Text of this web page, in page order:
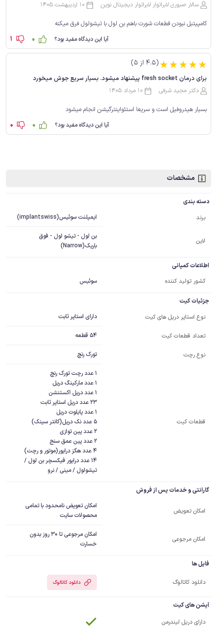
سالار صبوری لابراتوار لابراتوار دیجیتال نوین
10 اردیبهشت 1405
کامپیتبل نبودن قطعات شورت باهم بن لول با تیشو‌لول فرق میکنه
آیا این دیدگاه مفید بود؟ 0
1
(4.5 از 5)☆☆☆☆☆
برای درمان fresh socket پیشنهاد میشود. بسیار سریع جوش میخورد
دکتر مجید شرفی
10 مرداد 1405
بسیار هیدروفیل است و سریعا استئواینترگیشن انجام میشود
آیا این دیدگاه مفید بود؟ 0
0
مشخصات
دسته بندی
برند
ایمپلنت سوئیس(implantswiss)
لاین
بن لول - تیشو لول - فوق
باریک(Narrow)
اطلاعات کمپانی
کشور تولید کننده
سوئیس
جزئیات کیت
نوع استاپر دریل های کیت
دارای استاپر ثابت
تعداد قطعات کیت 54 قطعه
نوع رچت تورک رنچ
قطعات کیت
تیشولول / مینی / نرو
گارانتی و خدمات پس از فروش
امکان تعویض
امکان تعویض نامحدود با تمامی
محصولات سایت
امکان مرجوعی
امکان مرجوعی تا 30 روز بدون
خسارت
فایل ها
دانلود کاتالوگ دانلود کاتالوگ
آپشن های کیت
دارای دریل لیندرمن